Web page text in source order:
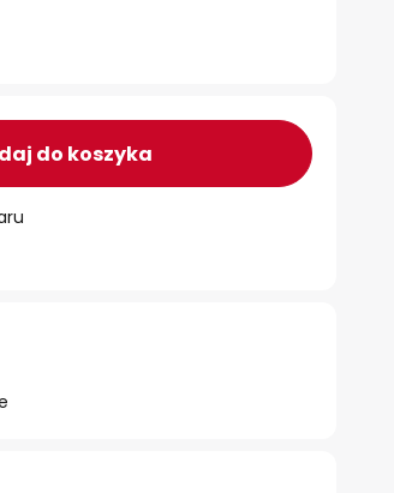
do koszyka